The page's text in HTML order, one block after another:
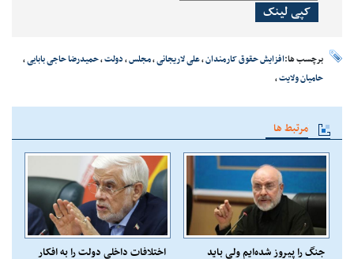
کپی لینک
برچسب ها:افزایش حقوق کارمندان،علی لاریجانی،مجلس،دولت،حمیدرضا حاجی بابایی،
حامیان ولایت،
مرتبط ها
جنگ را پیروز شده‌ایم ولی باید
اختلافات داخلی دولت را به افکار